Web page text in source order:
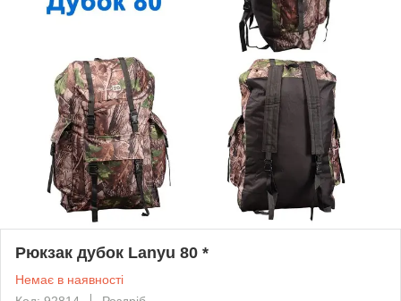
Рюкзак дубок Lanyu 80 *
Немає в наявності